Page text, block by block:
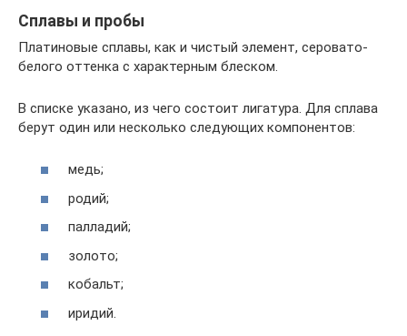
Сплавы и пробы
Платиновые сплавы, как и чистый элемент, серовато-
белого оттенка с характерным блеском.
В списке указано, из чего состоит лигатура. Для сплава
берут один или несколько следующих компонентов:
медь;
родий;
палладий;
золото;
кобальт;
иридий.